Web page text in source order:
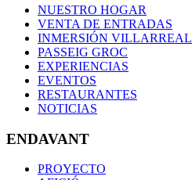
NUESTRO HOGAR
VENTA DE ENTRADAS
INMERSIÓN VILLARREAL
PASSEIG GROC
EXPERIENCIAS
EVENTOS
RESTAURANTES
NOTICIAS
ENDAVANT
PROYECTO